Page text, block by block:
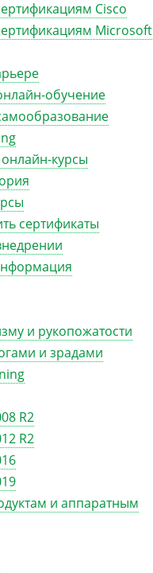
Cisco
Microsoft
обучение
курсы
сертификаты
и рукопожатости
и зрадами
R2
R2
и аппаратным